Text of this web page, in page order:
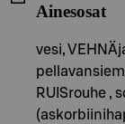
Ainesosat
vesi,
RUISrouhe ,